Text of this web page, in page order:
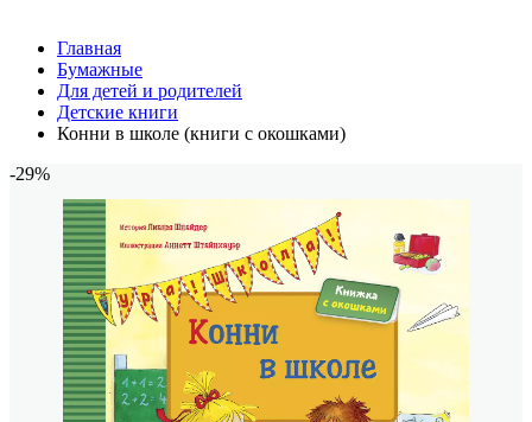
Главная
Бумажные
Для детей и родителей
Детские книги
Конни в школе (книги с окошками)
-29%